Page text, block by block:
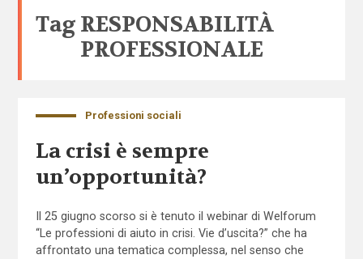
Tag RESPONSABILITÀ
PROFESSIONALE
Professioni sociali
La crisi è sempre
un’opportunità?
Il 25 giugno scorso si è tenuto il webinar di Welforum
“Le professioni di aiuto in crisi. Vie d’uscita?” che ha
affrontato una tematica complessa, nel senso che